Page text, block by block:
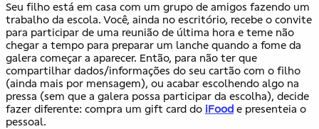
Seu filho está em casa com um grupo de amigos fazendo um
trabalho da escola. Você, ainda no escritório, recebe o convite
para participar de uma reunião de última hora e teme não
chegar a tempo para preparar um lanche quando a fome da
galera começar a aparecer. Então, para não ter que
compartilhar dados/informações do seu cartão com o filho
(ainda mais por mensagem), ou acabar escolhendo algo na
pressa (sem que a galera possa participar da escolha), decide
fazer diferente: compra um gift card do iFood e presenteia o
pessoal.